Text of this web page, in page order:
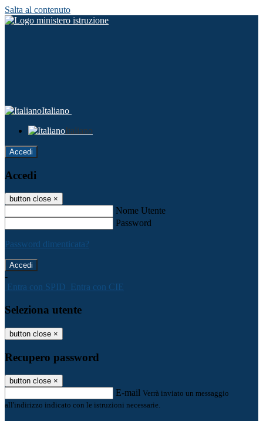
Salta al contenuto
Italiano
Italiano
Accedi
Accedi
button close ×
Nome Utente
Password
Password dimenticata?
-
Entra con SPID Entra con CIE
Seleziona utente
button close ×
Recupero password
button close ×
E-mail Verrà inviato un messaggio
all'indirizzo indicato con le istruzioni necessarie.